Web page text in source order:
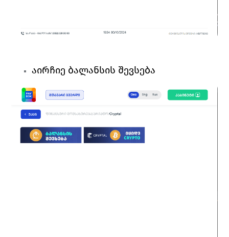
აირჩიე ბალანსის შევსება